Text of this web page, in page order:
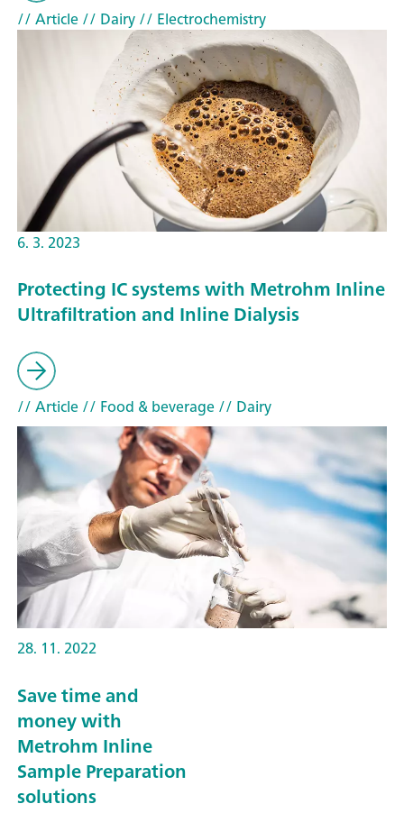
// Article// Dairy// Electrochemistry
6. 3. 2023
Protecting IC systems with Metrohm Inline
Ultrafiltration and Inline Dialysis
// Article// Food & beverage// Dairy
28. 11. 2022
Save time and
money with
Metrohm Inline
Sample Preparation
solutions